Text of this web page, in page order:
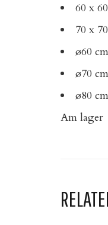
60 x
70 x
ø60 cm
ø70 cm
ø80 cm
Am lager